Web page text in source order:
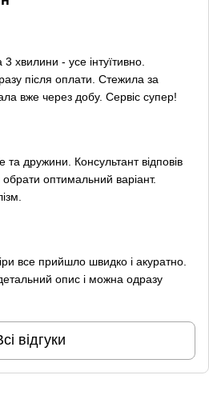
- усе інтуїтивно.
після оплати. Стежила за
вже через добу. Сервіс супер!
та дружини. Консультант відповів
обрати оптимальний варіант.
все прийшло швидко і акуратно.
опис і можна одразу
відгуки